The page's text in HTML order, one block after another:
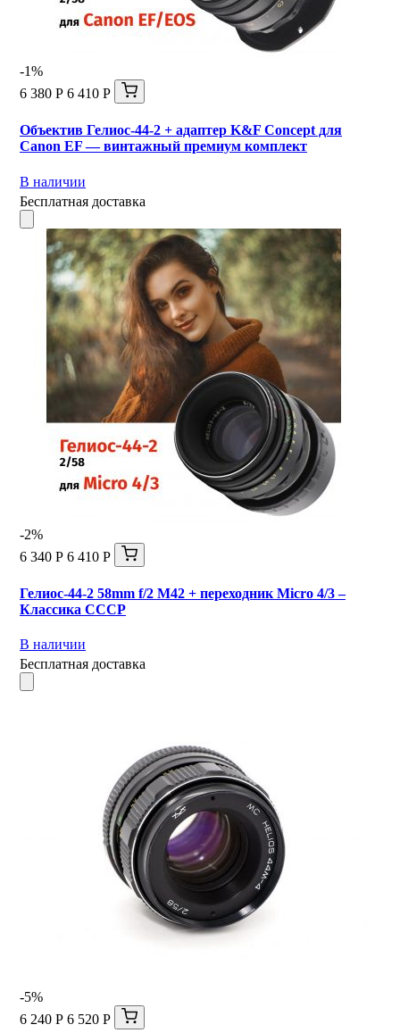
-1%
6 380 Р 6 410 Р
Объектив Гелиос-44-2 + адаптер K&F Concept для
Canon EF — винтажный премиум комплект
В наличии
Бесплатная доставка
-2%
6 340 Р 6 410 Р
Гелиос-44-2 58mm f/2 М42 + переходник Micro 4/3 –
Классика СССР
В наличии
Бесплатная доставка
-5%
6 240 Р 6 520 Р